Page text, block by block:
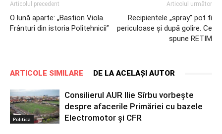
Articolul precedent
O lună aparte: „Bastion Viola.
Frânturi din istoria Politehnicii”
Articolul următor
Recipientele „spray” pot fi
periculoase și după golire. Ce
spune RETIM
ARTICOLE SIMILARE DE LA ACELAȘI AUTOR
Politica
Consilierul AUR Ilie Sîrbu vorbește
despre afacerile Primăriei cu bazele
Electromotor și CFR